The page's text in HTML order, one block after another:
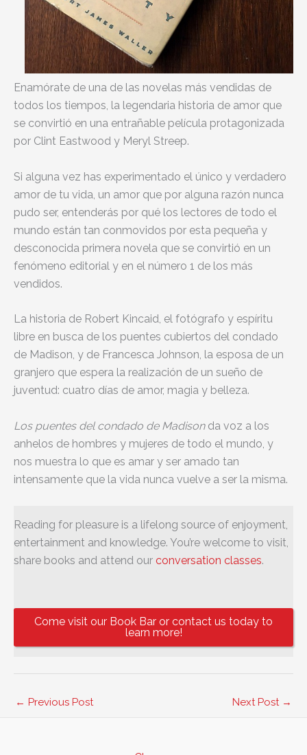
Enamórate de una de las novelas más vendidas de
todos los tiempos, la legendaria historia de amor que
se convirtió en una entrañable película protagonizada
por Clint Eastwood y Meryl Streep.
Si alguna vez has experimentado el único y verdadero
amor de tu vida, un amor que por alguna razón nunca
pudo ser, entenderás por qué los lectores de todo el
mundo están tan conmovidos por esta pequeña y
desconocida primera novela que se convirtió en un
fenómeno editorial y en el número 1 de los más
vendidos.
La historia de Robert Kincaid, el fotógrafo y espíritu
libre en busca de los puentes cubiertos del condado
de Madison, y de Francesca Johnson, la esposa de un
granjero que espera la realización de un sueño de
juventud: cuatro días de amor, magia y belleza.
Los puentes del condado de Madisonda voz a los
anhelos de hombres y mujeres de todo el mundo, y
nos muestra lo que es amar y ser amado tan
intensamente que la vida nunca vuelve a ser la misma.
Reading for pleasure is a lifelong source of enjoyment,
entertainment and knowledge. You’re welcome to visit,
share books and attend our conversation classes.
Come visit our Book Bar or contact us today to
learn more!
← Previous Post Next Post →